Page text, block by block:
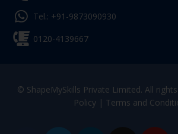
Tel.: +91-9873090930
0120-4139667
© ShapeMySkills Private Limited. All
Policy| Terms and